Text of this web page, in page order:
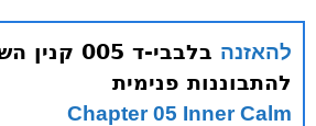
להאזנה
בלבבי-ד
להתבוננות פנימית
Chapter 05 Inner Calm